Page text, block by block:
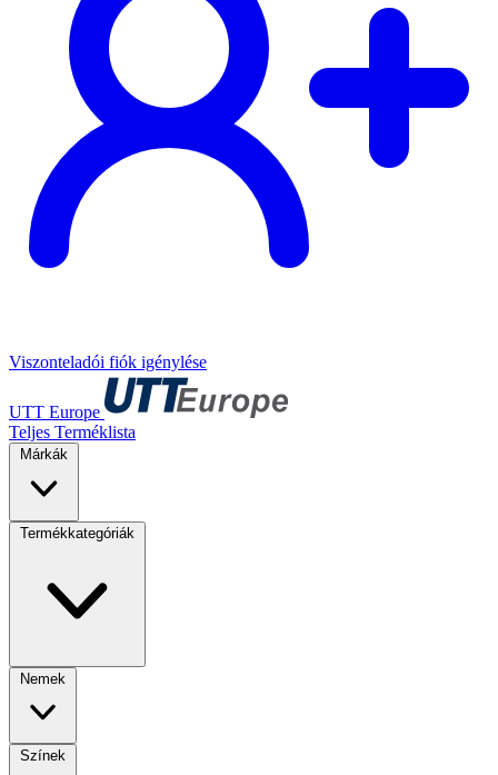
Viszonteladói fiók igénylése
UTT Europe
Teljes Terméklista
Márkák
Termékkategóriák
Nemek
Színek